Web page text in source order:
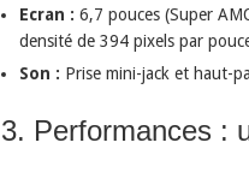
Ecran : 6,7 pouces (Super
densité de 394 pixels par
Son : Prise mini-jack et haut-
3. Performances :